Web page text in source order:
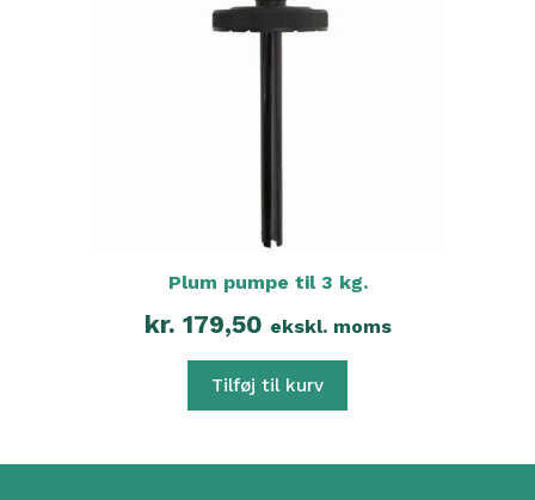
Plum pumpe til 3 kg.
kr. 179,50 ekskl. moms
Tilføj til kurv